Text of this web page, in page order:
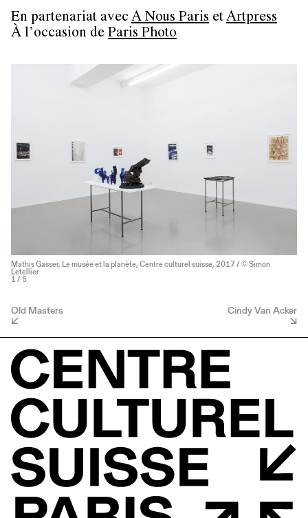
En partenariat avecA Nous Paris etArtpress
À l’occasion de Paris Photo
Mathis Gasser, Le musée et la planète, Centre culturel suisse, 2017 / © Simon
Letellier
1 / 5
Old Masters Cindy Van Acker